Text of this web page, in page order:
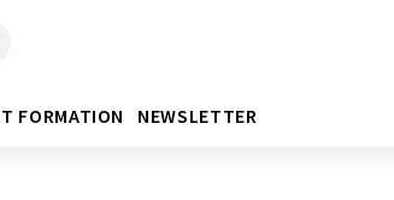
FORMATION NEWSLETTER